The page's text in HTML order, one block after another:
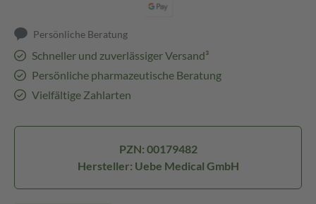
Persönliche Beratung
Schneller und zuverlässiger Versand³
Persönliche pharmazeutische Beratung
Vielfältige Zahlarten
PZN: 00179482
Hersteller: Uebe Medical GmbH